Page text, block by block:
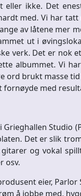
ikke. Det
med. Vi har
av låtene mer
ut i
verk. Det er nok
albummet. Vi
ord brukt masse
fornøyde med
Studio
Det er slik
og vokal
osv.
eier, Parlor
å jobbe med,